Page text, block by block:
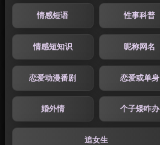
情感短语 性事科普
情感短知识 昵称网名
恋爱动漫番剧 恋爱或单身
婚外情 个子矮咋办
追女生